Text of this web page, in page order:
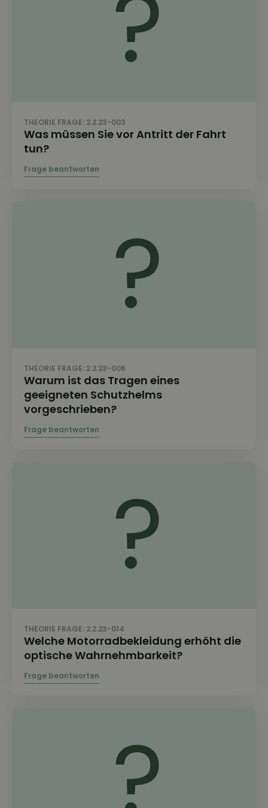
THEORIE FRAGE: 2.2.23-003
Was müssen Sie vor Antritt der Fahrt
tun?
THEORIE FRAGE: 2.2.23-006
Warum ist das Tragen eines
geeigneten Schutzhelms
vorgeschrieben?
THEORIE FRAGE: 2.2.23-014
Welche Motorradbekleidung erhöht die
optische Wahrnehmbarkeit?